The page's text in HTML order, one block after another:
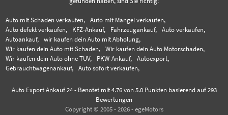
Auto mit Schaden verkaufen,
Auto mit Mängel verkaufen,
Auto defekt verkaufen,
KFZ-Ankauf, Fahrzeugankauf,
Auto verkaufen,
Autoankauf,
wir kaufen dein Auto mit Abholung,
Wir kaufen dein Auto mit Schaden,
Wir kaufen dein Auto Motorschaden,
Wir kaufen dein Auto ohne TÜV,
PKW-Ankauf,
Autoexport,
Gebrauchtwagenankauf,
Auto sofort verkaufen,
Auto Export Ankauf 24- Benotet mit 4.76von 5.0 Punkten basierend auf 293
Bewertungen
Copyright © 2005 - 2026 - egeMotors